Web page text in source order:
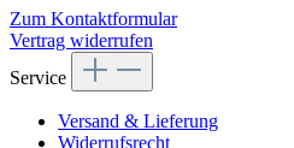
Zum Kontaktformular
Vertrag widerrufen
Service
Versand & Lieferung
Widerrufsrecht